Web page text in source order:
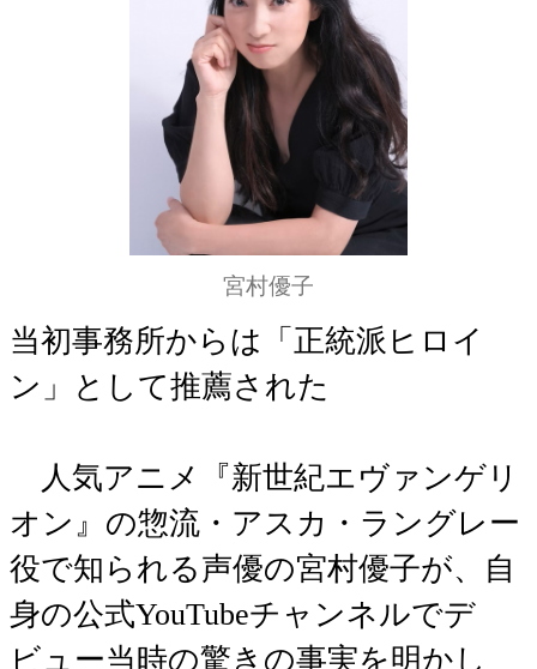
宮村優子
当初事務所からは「正統派ヒロイ
ン」として推薦された
人気アニメ『新世紀エヴァンゲリ
オン』の惣流・アスカ・ラングレー
役で知られる声優の宮村優子が、自
身の公式YouTubeチャンネルでデ
ビュー当時の驚きの事実を明かし